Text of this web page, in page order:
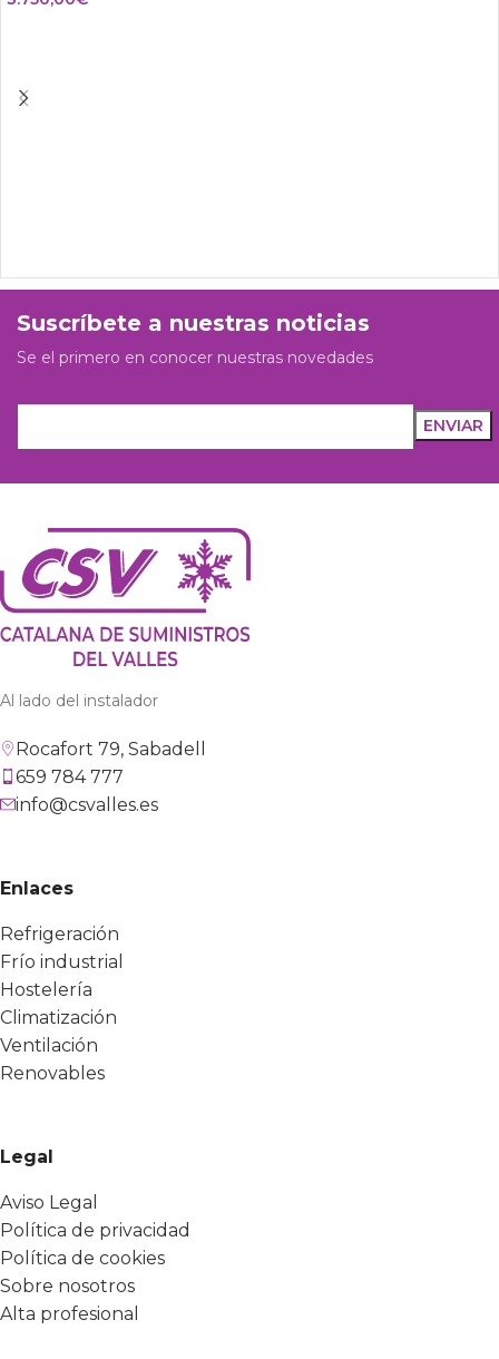
Suscríbete a nuestras noticias
Se el primero en conocer nuestras novedades
Al lado del instalador
Rocafort 79, Sabadell
659 784 777
info@csvalles.es
Enlaces
Refrigeración
Frío industrial
Hostelería
Climatización
Ventilación
Renovables
Legal
Aviso Legal
Política de privacidad
Política de cookies
Sobre nosotros
Alta profesional